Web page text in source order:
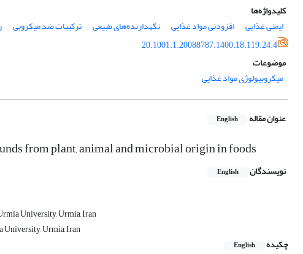
کلیدواژه‌ها
ایمنی غذایی
افزودنی مواد غذایی نگهدارنده‌های طبیعی ترکیبات ضد میکروبی
20.1001.1.20088787.1400.18.119.24.4
موضوعات
میکروبیولوژی مواد غذایی
عنوان مقاله English
from plant, animal and microbial origin in foods
نویسندگان English
University, Urmia, Iran
University, Urmia, Iran
چکیده
English